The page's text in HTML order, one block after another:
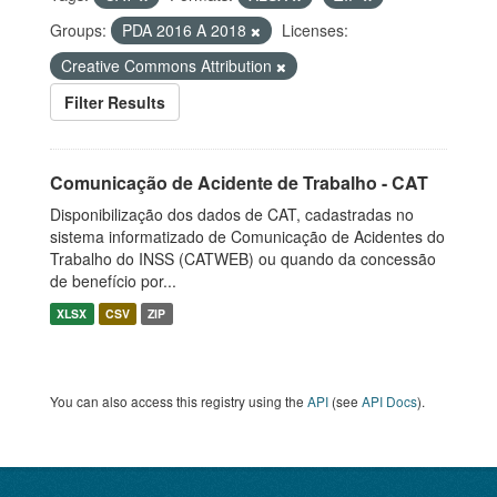
Groups:
PDA 2016 A 2018
Licenses:
Creative Commons Attribution
Filter Results
Comunicação de Acidente de Trabalho - CAT
Disponibilização dos dados de CAT, cadastradas no
sistema informatizado de Comunicação de Acidentes do
Trabalho do INSS (CATWEB) ou quando da concessão
de benefício por...
XLSX CSV ZIP
You can also access this registry using the API (see API Docs).